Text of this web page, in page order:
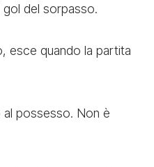
del sorpasso.
esce quando la partita
possesso. Non è